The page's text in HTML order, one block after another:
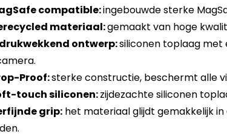
compatible:ingebouwde sterke
materiaal:gemaakt van hoge
ontwerp:siliconen toplaag met
Proof:sterke constructie, beschermt alle
touch siliconen:zijdezachte siliconen
grip:het materiaal glijdt gemakkelijk